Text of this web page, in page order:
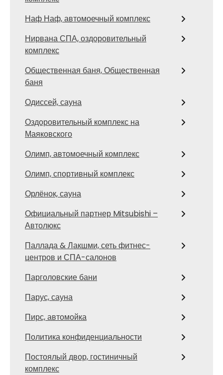
Наф Наф, автомоечный комплекс
Нирвана СПА, оздоровительный
комплекс
Общественная баня, Общественная
баня
Одиссей, сауна
Оздоровительный комплекс на
Маяковского
Олимп, автомоечный комплекс
Олимп, спортивный комплекс
Орлёнок, сауна
Официальный партнер Mitsubishi –
Автолюкс
Паллада & Лакшми, сеть фитнес-
центров и СПА-салонов
Парголовские бани
Парус, сауна
Пирс, автомойка
Политика конфиденциальности
Постоялый двор, гостиничный
комплекс